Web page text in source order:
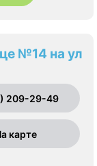
№14 на ул
209-29-49
карте